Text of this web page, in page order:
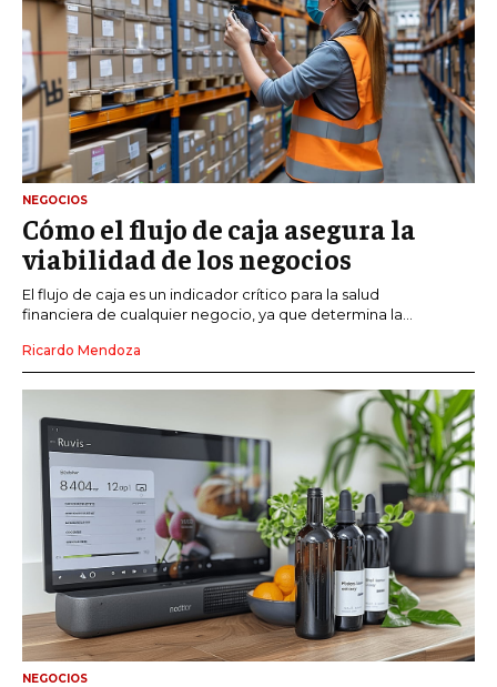
NEGOCIOS
Cómo el flujo de caja asegura la
viabilidad de los negocios
El flujo de caja es un indicador crítico para la salud
financiera de cualquier negocio, ya que determina la...
Ricardo Mendoza
NEGOCIOS